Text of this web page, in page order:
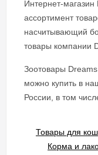
Интернет-
ассортимент
насчитывающий
товары компании
Зоотовары
можно купить в
России, в том
Товары для
Корма и